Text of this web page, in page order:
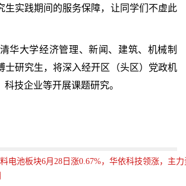
生实践期间的服务保障，让同学们不虚此
华大学经济管理、新闻、建筑、机械制
士研究生，将深入经开区（头区）党政机
技企业等开展课题研究。
料电池板块6月28日涨0.67%，华依科技领涨，主